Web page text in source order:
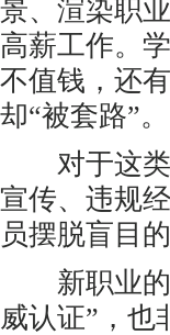
景、渲染职
高薪工作。
不值钱，还
却“被套路”。
对于这类
宣传、违规
员摆脱盲目
新职业的
威认证”，也